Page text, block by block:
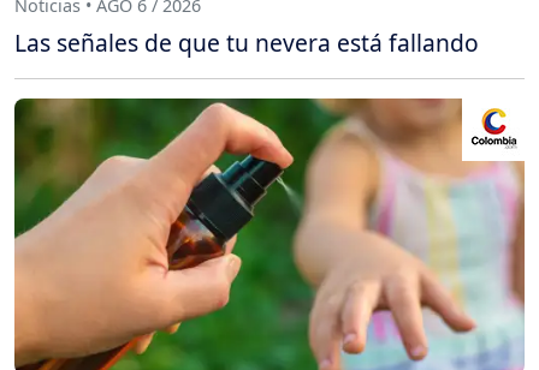
Noticias • AGO 6 / 2026
Las señales de que tu nevera está fallando